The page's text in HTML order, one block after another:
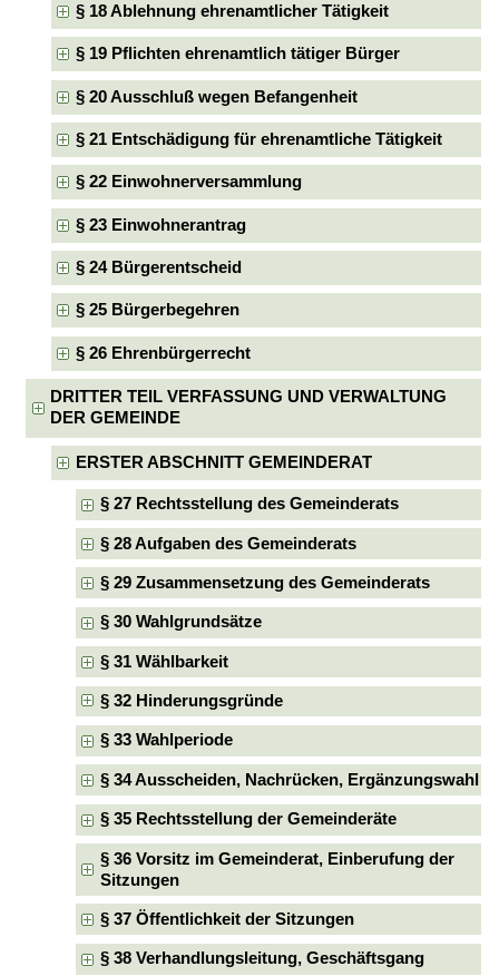
§ 18 Ablehnung ehrenamtlicher Tätigkeit
§ 19 Pflichten ehrenamtlich tätiger Bürger
§ 20 Ausschluß wegen Befangenheit
§ 21 Entschädigung für ehrenamtliche Tätigkeit
§ 22 Einwohnerversammlung
§ 23 Einwohnerantrag
§ 24 Bürgerentscheid
§ 25 Bürgerbegehren
§ 26 Ehrenbürgerrecht
DRITTER TEIL VERFASSUNG UND VERWALTUNG
DER GEMEINDE
ERSTER ABSCHNITT GEMEINDERAT
§ 27 Rechtsstellung des Gemeinderats
§ 28 Aufgaben des Gemeinderats
§ 29 Zusammensetzung des Gemeinderats
§ 30 Wahlgrundsätze
§ 31 Wählbarkeit
§ 32 Hinderungsgründe
§ 33 Wahlperiode
§ 34 Ausscheiden, Nachrücken, Ergänzungswahl
§ 35 Rechtsstellung der Gemeinderäte
§ 36 Vorsitz im Gemeinderat, Einberufung der
Sitzungen
§ 37 Öffentlichkeit der Sitzungen
§ 38 Verhandlungsleitung, Geschäftsgang